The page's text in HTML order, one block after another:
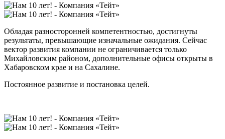
Обладая разносторонней компетентностью, достигнуты
результаты, превышающие изначальные ожидания. Сейчас
вектор развития компании не ограничивается только
Михайловским районом, дополнительные офисы открыты в
Хабаровском крае и на Сахалине.
Постоянное развитие и постановка целей.